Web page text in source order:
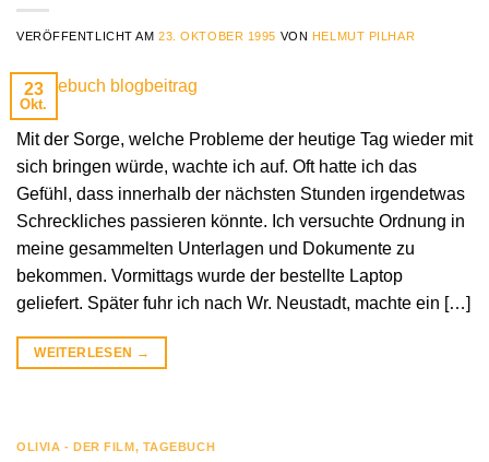
VERÖFFENTLICHT AM23. OKTOBER 1995 VON HELMUT PILHAR
23
Okt.
Mit der Sorge, welche Probleme der heutige Tag wieder mit
sich bringen würde, wachte ich auf. Oft hatte ich das
Gefühl, dass innerhalb der nächsten Stunden irgendetwas
Schreckliches passieren könnte. Ich versuchte Ordnung in
meine gesammelten Unterlagen und Dokumente zu
bekommen. Vormittags wurde der bestellte Laptop
geliefert. Später fuhr ich nach Wr. Neustadt, machte ein […]
WEITERLESEN →
OLIVIA - DER FILM, TAGEBUCH